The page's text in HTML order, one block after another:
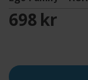
698 SEK